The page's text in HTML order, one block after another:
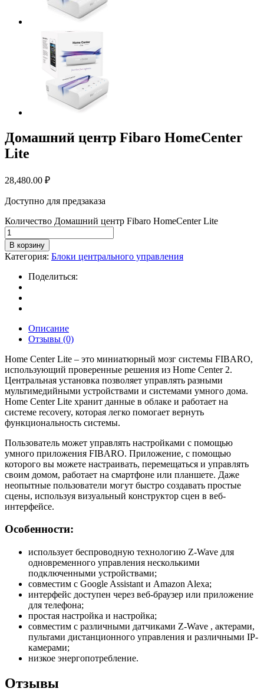
Домашний центр Fibaro HomeCenter
Lite
28,480.00 ₽
Доступно для предзаказа
Количество Домашний центр Fibaro HomeCenter Lite
В корзину
Категория: Блоки центрального управления
Поделиться:
Описание
Отзывы (0)
Home Center Lite – это миниатюрный мозг системы FIBARO,
использующий проверенные решения из Home Center 2.
Центральная установка позволяет управлять разными
мультимедийными устройствами и системами умного дома.
Home Center Lite хранит данные в облаке и работает на
системе recovery, которая легко помогает вернуть
функциональность системы.
Пользователь может управлять настройками с помощью
умного приложения FIBARO. Приложение, с помощью
которого вы можете настраивать, перемещаться и управлять
своим домом, работает на смартфоне или планшете. Даже
неопытные пользователи могут быстро создавать простые
сцены, используя визуальный конструктор сцен в веб-
интерфейсе.
Особенности:
использует беспроводную технологию Z-Wave для
одновременного управления несколькими
подключенными устройствами;
совместим с Google Assistant и Amazon Alexa;
интерфейс доступен через веб-браузер или приложение
для телефона;
простая настройка и настройка;
совместим с различными датчиками Z-Wave , актерами,
пультами дистанционного управления и различными IP-
камерами;
низкое энергопотребление.
Отзывы